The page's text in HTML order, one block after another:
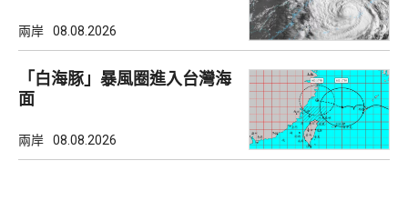
兩岸 08.08.2026
「白海豚」暴風圈進入台灣海
面
兩岸 08.08.2026